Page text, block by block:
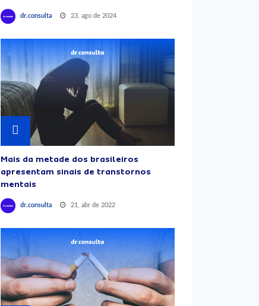
dr.consulta 23, ago de 2024
Mais da metade dos brasileiros
apresentam sinais de transtornos
mentais
dr.consulta 21, abr de 2022